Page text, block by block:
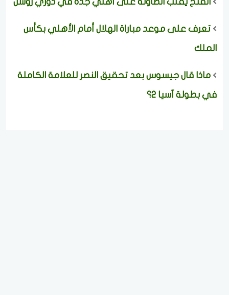
تعرف على موعد مباراة الهلال أمام الأهلي بكأس
الملك
ماذا قال جيسوس بعد تحقيق النصر للعلامة الكاملة
في بطولة آسيا 2؟